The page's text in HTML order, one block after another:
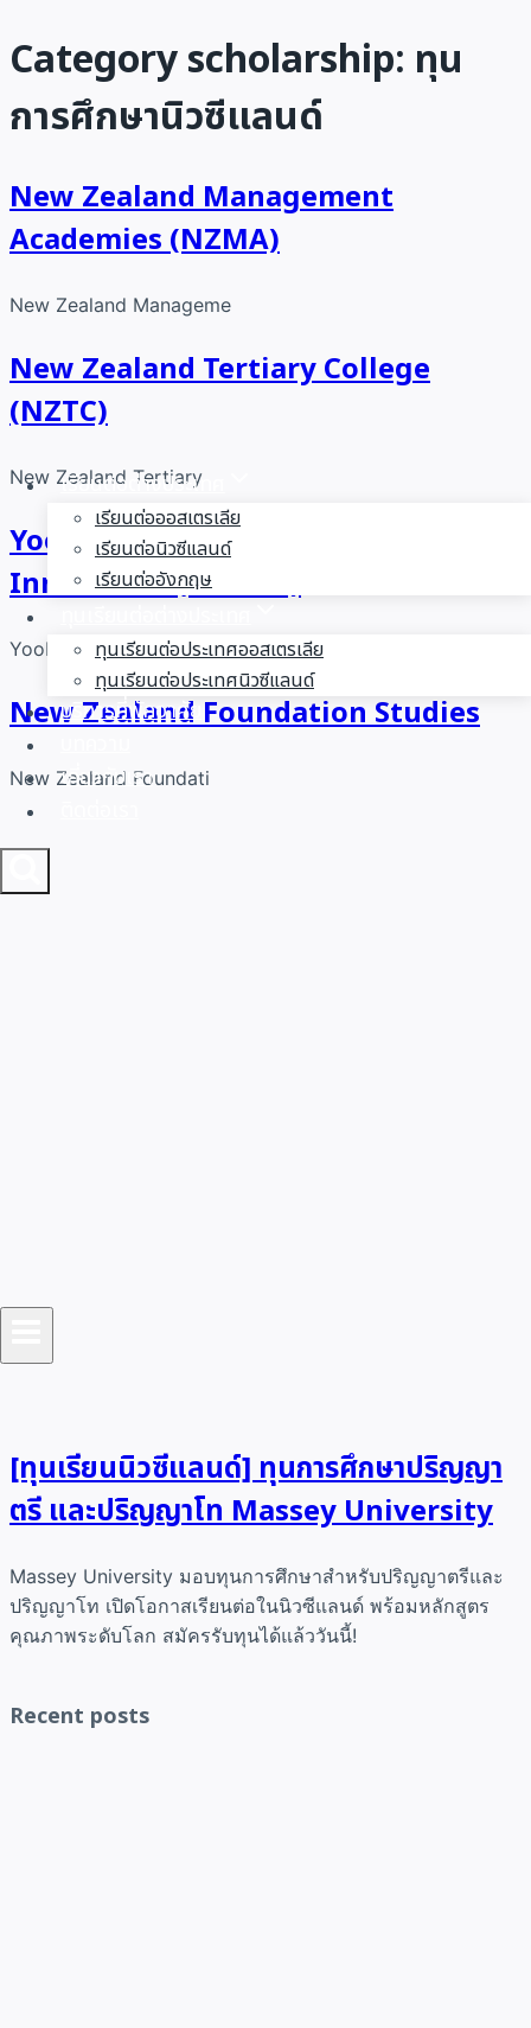
Skip
to
content
เรียนต่อต่างประเทศ
เรียนต่อออสเตรเลีย
เรียนต่อนิวซีแลนด์
เรียนต่ออังกฤษ
ทุนเรียนต่อประเทศออสเตรเลีย
ทุนเรียนต่อประเทศนิวซีแลนด์
บริการที่พักอาศัย
เกี่ยวกับเรา
Category scholarship: ทุน
การศึกษานิวซีแลนด์
New Zealand Management
Academies (NZMA)
New Zealand Manageme
New Zealand Tertiary College
(NZTC)
New Zealand Tertiary
Yoobee College of Creative
Innovation (Yoobee)
Yoobee College of Cr
New Zealand Foundation Studies
New Zealand Foundati
[ทุนเรียนนิวซีแลนด์] ทุนการศึกษาปริญญา
ตรี และปริญญาโท Massey University
Massey University มอบทุนการศึกษาสำหรับปริญญาตรีและ
ปริญญาโท เปิดโอกาสเรียนต่อในนิวซีแลนด์ พร้อมหลักสูตร
คุณภาพระดับโลก สมัครรับทุนได้แล้ววันนี้!
Recent posts